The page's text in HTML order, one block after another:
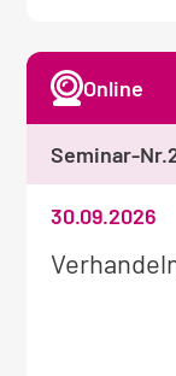
Weitere
30.09.2026
Online
Seminar-Nr.